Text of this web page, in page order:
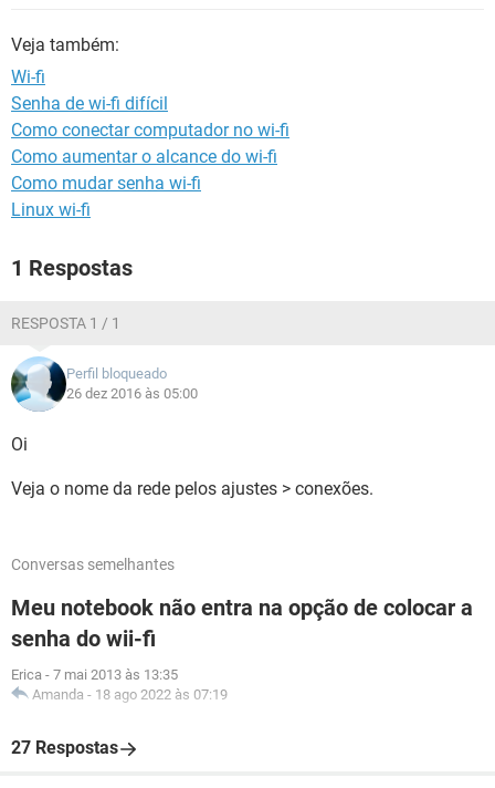
INSTAGRAM
GUIA DE COMPRAS
Veja também:
Wi-fi
Senha de wi-fi difícil
Como conectar computador no wi-fi
Como aumentar o alcance do wi-fi
Como mudar senha wi-fi
Linux wi-fi
1 Respostas
RESPOSTA 1 / 1
Perfil bloqueado
26 dez 2016 às 05:00
Oi
Veja o nome da rede pelos ajustes > conexões.
Conversas semelhantes
Meu notebook não entra na opção de colocar a
senha do wii-fi
Erica - 7 mai 2013 às 13:35
Amanda - 18 ago 2022 às 07:19
27 Respostas